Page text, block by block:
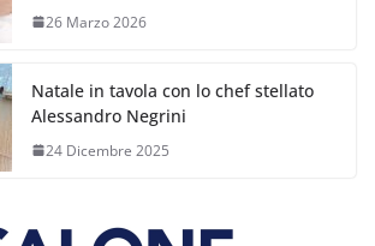
26 Marzo 2026
Natale in tavola con lo chef stellato
Alessandro Negrini
24 Dicembre 2025